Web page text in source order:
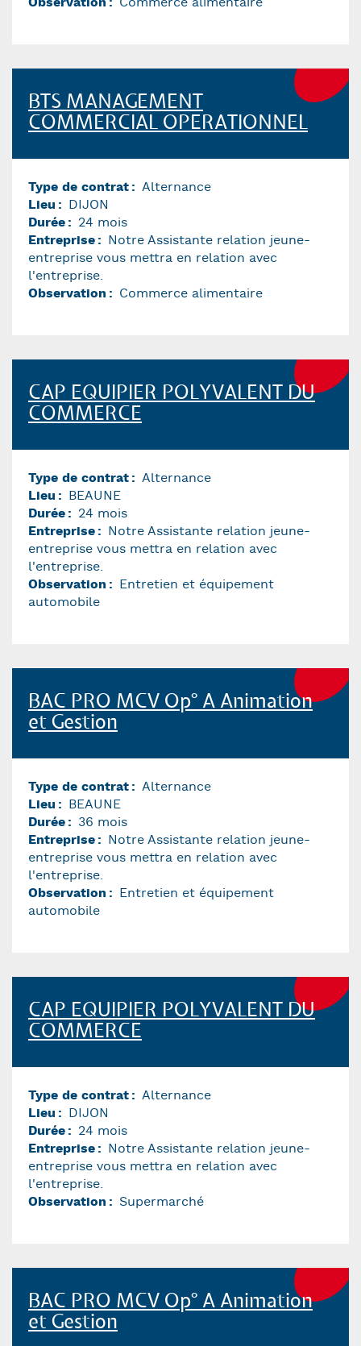
BTS MANAGEMENT
COMMERCIAL OPERATIONNEL
Type de contrat
Alternance
Lieu
DIJON
Durée
24 mois
Entreprise
Notre Assistante relation jeune-
entreprise vous mettra en relation avec
l'entreprise.
Observation
Commerce alimentaire
CAP EQUIPIER POLYVALENT DU
COMMERCE
Type de contrat
Alternance
Lieu
BEAUNE
Durée
24 mois
Entreprise
Notre Assistante relation jeune-
entreprise vous mettra en relation avec
l'entreprise.
Observation
Entretien et équipement
automobile
BAC PRO MCV Op° A Animation
et Gestion
Type de contrat
Alternance
Lieu
BEAUNE
Durée
36 mois
Entreprise
Notre Assistante relation jeune-
entreprise vous mettra en relation avec
l'entreprise.
Observation
Entretien et équipement
automobile
CAP EQUIPIER POLYVALENT DU
COMMERCE
Type de contrat
Alternance
Lieu
DIJON
Durée
24 mois
Entreprise
Notre Assistante relation jeune-
entreprise vous mettra en relation avec
l'entreprise.
Observation
Supermarché
BAC PRO MCV Op° A Animation
et Gestion